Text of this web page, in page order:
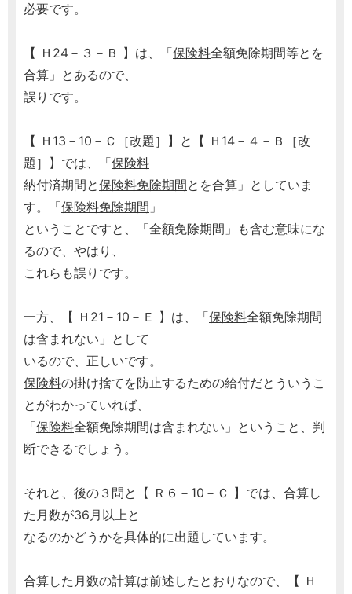
必要です。
【 Ｈ24－３－Ｂ 】は、「保険料全額免除期間等とを
合算」とあるので、
誤りです。
【 Ｈ13－10－Ｃ［改題］】と【 Ｈ14－４－Ｂ［改
題］】では、「保険料
納付済期間と保険料免除期間とを合算」としていま
す。「保険料免除期間 」
ということですと、「全額免除期間」も含む意味にな
るので、やはり、
これらも誤りです。
一方、【 Ｈ21－10－Ｅ 】は、「保険料全額免除期間
は含まれない」として
いるので、正しいです。
保険料の掛け捨てを防止するための給付だとういうこ
とがわかっていれば、
「保険料全額免除期間は含まれない」ということ、判
断できるでしょう。
それと、後の３問と【 Ｒ６－10－Ｃ 】では、合算し
た月数が36月以上と
なるのかどうかを具体的に出題しています。
合算した月数の計算は前述したとおりなので、【 Ｈ